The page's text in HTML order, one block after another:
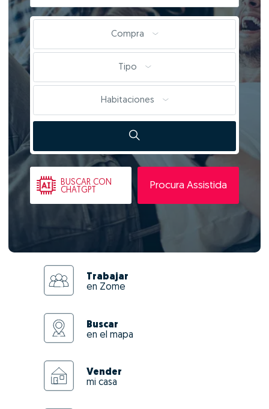
Compra
Tipo
Habitaciones
BUSCAR CON
CHATGPT
Procura Assistida
Trabajar
en Zome
Buscar
en el mapa
Vender
mi casa